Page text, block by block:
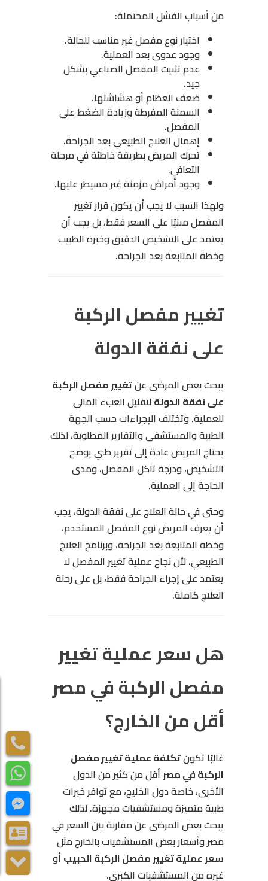
من أسباب الفشل المحتملة:
اختيار نوع مفصل غير مناسب للحالة.
وجود عدوى بعد العملية.
عدم تثبيت المفصل الصناعي بشكل
جيد.
ضعف العظام أو هشاشتها.
السمنة المفرطة وزيادة الضغط على
المفصل.
إهمال العلاج الطبيعي بعد الجراحة.
تحرك المريض بطريقة خاطئة في مرحلة
التعافي.
وجود أمراض مزمنة غير مسيطر عليها.
ولهذا السبب لا يجب أن يكون قرار تغيير
المفصل مبنيًا على السعر فقط، بل يجب أن
يعتمد على التشخيص الدقيق وخبرة الطبيب
وخطة المتابعة بعد الجراحة.
تغيير مفصل الركبة
على نفقة الدولة
يبحث بعض المرضى عنتغيير مفصل الركبة
على نفقة الدولةلتقليل العبء المالي
للعملية. وتختلف الإجراءات حسب الجهة
الطبية والمستشفى والتقارير المطلوبة، لذلك
يحتاج المريض عادة إلى تقرير طبي يوضح
التشخيص، ودرجة تآكل المفصل، ومدى
الحاجة إلى العملية.
وحتى في حالة العلاج على نفقة الدولة، يجب
أن يعرف المريض نوع المفصل المستخدم،
وخطة المتابعة بعد الجراحة، وبرنامج العلاج
الطبيعي، لأن نجاح عملية تغيير المفصل لا
يعتمد على إجراء الجراحة فقط، بل على رحلة
العلاج كاملة.
هل سعر عملية تغيير
مفصل الركبة في مصر
أقل من الخارج؟
غالبًا تكونتكلفة عملية تغيير مفصل
الركبة في مصرأقل من كثير من الدول
الأخرى، خاصة دول الخليج، مع توافر خبرات
طبية متميزة ومستشفيات مجهزة. لذلك
يبحث بعض المرضى عن مقارنة بين السعر في
مصر وأسعار بعض المستشفيات بالخارج مثل
سعر عملية تغيير مفصل الركبة الحبيب أو
غيره من المستشفيات الكبرى.